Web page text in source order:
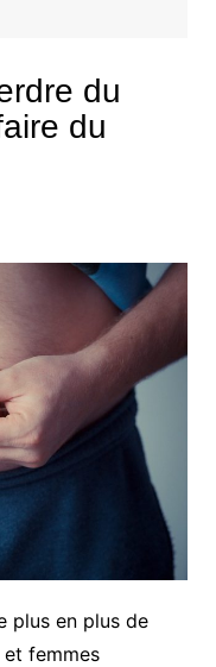
du
du
plus en plus de
femmes